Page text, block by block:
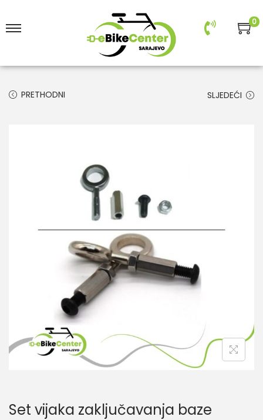
0
PRETHODNI SLJEDEĆI
Set vijaka zaključavanja baze